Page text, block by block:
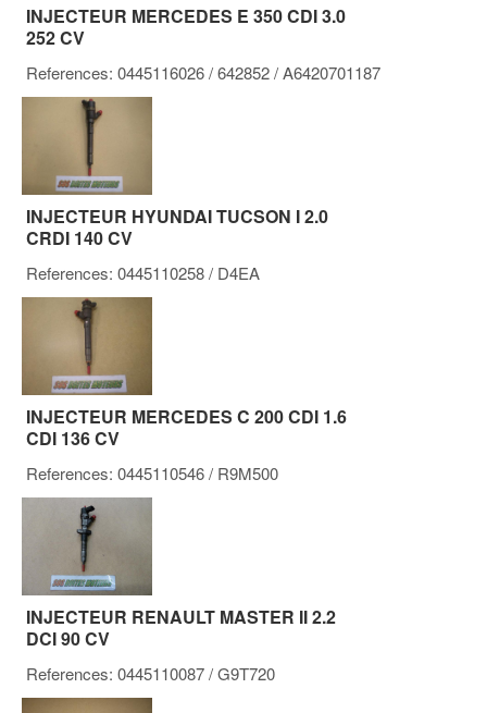
INJECTEUR MERCEDES E 350 CDI 3.0
252 CV
References: 0445116026/ 642852/ A6420701187
INJECTEUR HYUNDAI TUCSON I 2.0
CRDI 140 CV
References: 0445110258/ D4EA
INJECTEUR MERCEDES C 200 CDI 1.6
CDI 136 CV
References: 0445110546/ R9M500
INJECTEUR RENAULT MASTER II 2.2
DCI 90 CV
References: 0445110087/ G9T720